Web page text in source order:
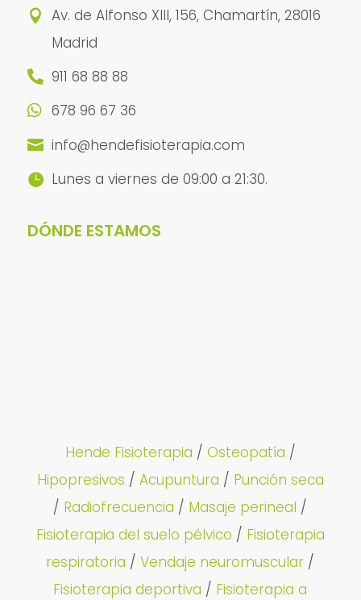

Av. de Alfonso XIII, 156, Chamartín, 28016
Madrid
 911 68 88 88
 678 96 67 36
 info@hendefisioterapia.com
 Lunes a viernes de 09:00 a 21:30.
DÓNDE ESTAMOS
Hende Fisioterapia / Osteopatía /
Hipopresivos / Acupuntura / Punción seca
/ Radiofrecuencia / Masaje perineal /
Fisioterapia del suelo pélvico / Fisioterapia
respiratoria /Vendaje neuromuscular /
Fisioterapia deportiva / Fisioterapia a